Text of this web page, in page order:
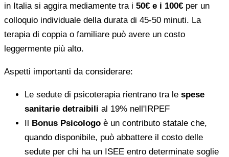
in Italia si aggira mediamente tra i 50€ e i 100€ per un
colloquio individuale della durata di 45-50 minuti. La
terapia di coppia o familiare può avere un costo
leggermente più alto.
Aspetti importanti da considerare:
Le sedute di psicoterapia rientrano tra le spese
sanitarie detraibili al 19% nell'IRPEF
Il Bonus Psicologo è un contributo statale che,
quando disponibile, può abbattere il costo delle
sedute per chi ha un ISEE entro determinate soglie